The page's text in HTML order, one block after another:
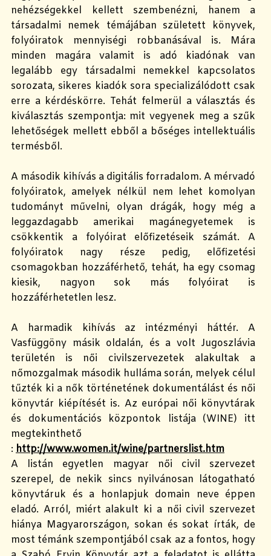
nehézségekkel kellett szembenézni, hanem a
társadalmi nemek témájában született könyvek,
folyóiratok mennyiségi robbanásával is. Mára
minden magára valamit is adó kiadónak van
legalább egy társadalmi nemekkel kapcsolatos
sorozata, sikeres kiadók sora specializálódott csak
erre a kérdéskörre. Tehát felmerül a választás és
kiválasztás szempontja: mit vegyenek meg a szűk
lehetőségek mellett ebből a bőséges intellektuális
termésből.
A második kihívás a digitális forradalom. A mérvadó
folyóiratok, amelyek nélkül nem lehet komolyan
tudományt művelni, olyan drágák, hogy még a
leggazdagabb amerikai magánegyetemek is
csökkentik a folyóirat előfizetéseik számát. A
folyóiratok nagy része pedig, előfizetési
csomagokban hozzáférhető, tehát, ha egy csomag
kiesik, nagyon sok más folyóirat is
hozzáférhetetlen lesz.
A harmadik kihívás az intézményi háttér. A
Vasfüggöny másik oldalán, és a volt Jugoszlávia
területén is női civilszervezetek alakultak a
nőmozgalmak második hulláma során, melyek célul
tűzték ki a nők történetének dokumentálást és női
könyvtár kiépítését is. Az európai női könyvtárak
és dokumentációs központok listája (WINE) itt
megtekinthető
: http://www.women.it/wine/partnerslist.htm
A listán egyetlen magyar női civil szervezet
szerepel, de nekik sincs nyilvánosan látogatható
könyvtáruk és a honlapjuk domain neve éppen
eladó. Arról, miért alakult ki a női civil szervezet
hiánya Magyarországon, sokan és sokat írták, de
most témánk szempontjából csak az a fontos, hogy